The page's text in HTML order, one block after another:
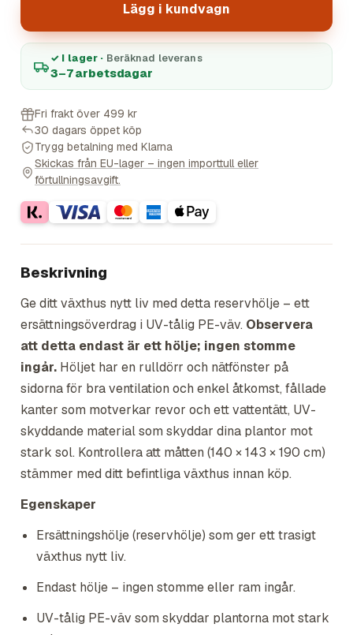
Lägg i kundvagn
✓ I lager · Beräknad leverans
3–7 arbetsdagar
Fri frakt över 499 kr
30 dagars öppet köp
Trygg betalning med Klarna
Skickas från EU-lager – ingen importtull eller
förtullningsavgift.
Beskrivning
Ge ditt växthus nytt liv med detta reservhölje – ett
ersättningsöverdrag i UV-tålig PE-väv. Observera
att detta endast är ett hölje; ingen stomme
ingår. Höljet har en rulldörr och nätfönster på
sidorna för bra ventilation och enkel åtkomst, fållade
kanter som motverkar revor och ett vattentätt, UV-
skyddande material som skyddar dina plantor mot
stark sol. Kontrollera att måtten (140 × 143 × 190 cm)
stämmer med ditt befintliga växthus innan köp.
Egenskaper
Ersättningshölje (reservhölje) som ger ett trasigt
växthus nytt liv.
Endast hölje – ingen stomme eller ram ingår.
UV-tålig PE-väv som skyddar plantorna mot stark